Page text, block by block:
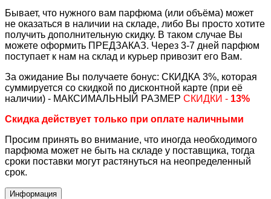
Бывает, что нужного вам парфюма (или объёма) может
не оказаться в наличии на складе, либо Вы просто хотите
получить дополнительную скидку. В таком случае Вы
можете оформить ПРЕДЗАКАЗ. Через 3-7 дней парфюм
поступает к нам на склад и курьер привозит его Вам.
За ожидание Вы получаете бонус: СКИДКА 3%, которая
суммируется со скидкой по дисконтной карте (при её
наличии) - МАКСИМАЛЬНЫЙ РАЗМЕР СКИДКИ - 13%
Скидка действует только при оплате наличными
Просим принять во внимание, что иногда необходимого
парфюма может не быть на складе у поставщика, тогда
сроки поставки могут растянуться на неопределенный
срок.
Информация